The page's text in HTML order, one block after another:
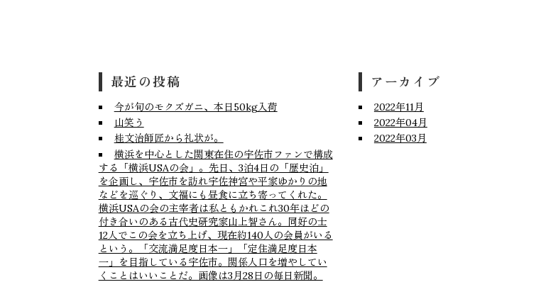
最近の投稿
今が旬のモクズガニ、本日50kg入荷
山笑う
桂文治師匠から礼状が。
横浜を中心とした関東在住の宇佐市ファンで構成
する「横浜USAの会」。先日、3泊4日の「歴史泊」
を企画し、宇佐市を訪れ宇佐神宮や平家ゆかりの地
などを巡ぐり、文福にも昼食に立ち寄ってくれた。
横浜USAの会の主宰者は私ともかれこれ30年ほどの
付き合いのある古代史研究家山上智さん。同好の士
12人でこの会を立ち上げ、現在約140人の会員がいる
という。「交流満足度日本一」「定住満足度日本
一」を目指している宇佐市。関係人口を増やしてい
くことはいいことだ。画像は3月28日の毎日新聞。
アーカイブ
2022年11月
2022年04月
2022年03月